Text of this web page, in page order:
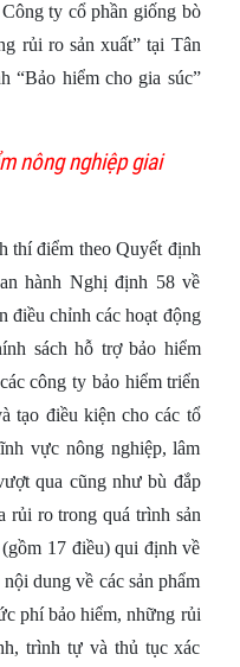
ty cổ phần giống bò
rủi ro sản xuất” tại Tân
“Bảo hiểm cho gia súc”
nông nghiệp giai
thí điểm theo Quyết định
hành Nghị định 58 về
điều chỉnh các hoạt động
sách hỗ trợ bảo hiểm
công ty bảo hiểm triển
tạo điều kiện cho các tổ
vực nông nghiệp, lâm
qua cũng như bù đắp
rủi ro trong quá trình sản
17 điều) qui định về
dung về các sản phẩm
phí bảo hiểm, những rủi
trình tự và thủ tục xác